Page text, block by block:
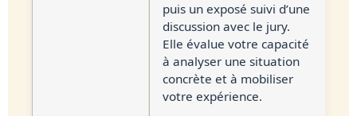
puis un exposé suivi d’une
discussion avec le jury.
Elle évalue votre capacité
à analyser une situation
concrète et à mobiliser
votre expérience.